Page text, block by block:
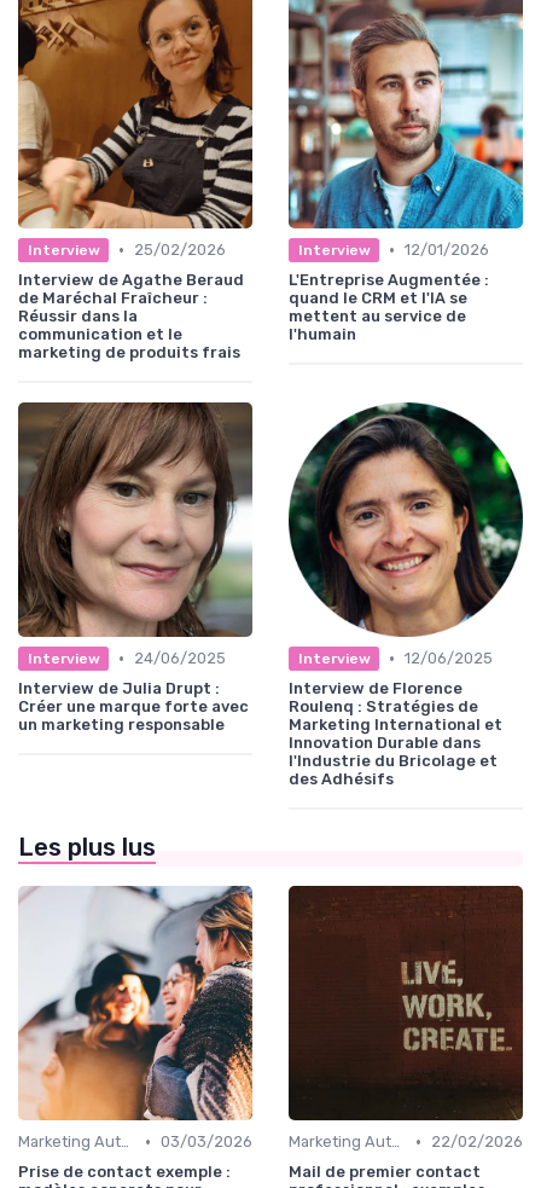
Interview •
25/02/2026
Interview de Agathe Beraud
de Maréchal Fraîcheur :
Réussir dans la
communication et le
marketing de produits frais
Interview • 12/01/2026
L'Entreprise Augmentée :
quand le CRM et l'IA se
mettent au service de
l'humain
Interview •
24/06/2025
Interview de Julia Drupt :
Créer une marque forte avec
un marketing responsable
Interview • 12/06/2025
Interview de Florence
Roulenq : Stratégies de
Marketing International et
Innovation Durable dans
l'Industrie du Bricolage et
des Adhésifs
Les plus lus
Marketing Automation & CRM • 03/03/2026
Prise de contact exemple :
Marketing Automation & CRM •
22/02/2026
Mail de premier contact